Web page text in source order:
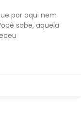
por aqui nem
sabe, aquela